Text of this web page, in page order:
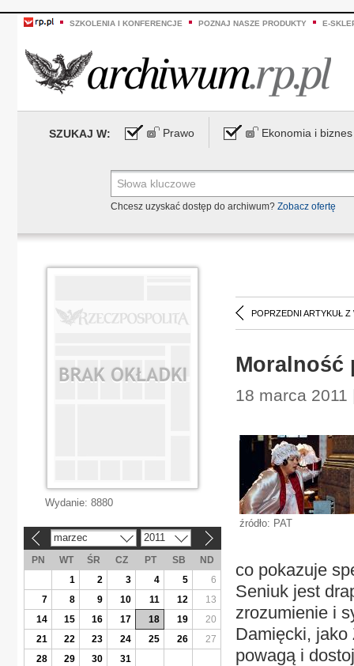
SZKOLENIA I KONFERENCJE POZNAJ NASZE PRODUKTY E-
SZUKAJ W: Prawo Ekonomia i biznes
Chcesz uzyskać dostęp do archiwum? Zobacz ofertę
POPRZEDNI ARTYKUŁ Z
Moralność
18 marca 2011
źródło: PAT
co pokazuje
Seniuk jest
zrozumienie i
Damięcki, jako
powagą i
Wydanie: 8880
marzec 2011
PN WT ŚR CZ PT SB
ND
1
2 3 4 5
6
7
8 9 10 11 12
13
14
15 16 17 18 19
20
21
22 23 24 25 26
27
28
29 30 31